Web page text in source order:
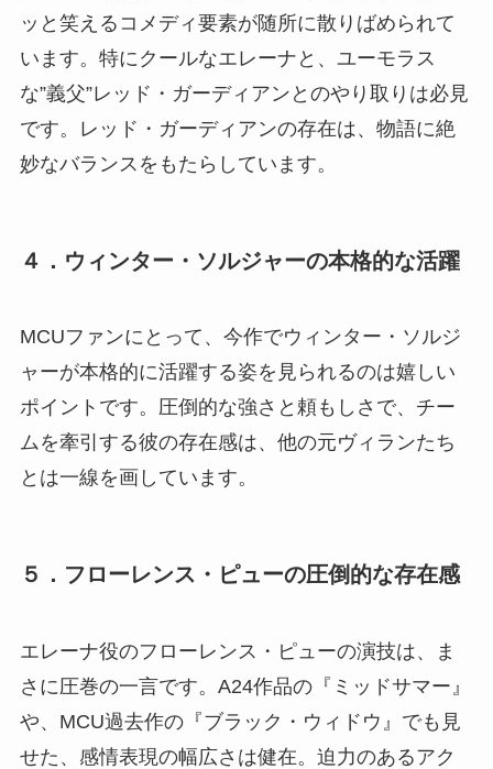
ッと笑えるコメディ要素が随所に散りばめられて
います。特にクールなエレーナと、ユーモラス
な”義父”レッド・ガーディアンとのやり取りは必見
です。レッド・ガーディアンの存在は、物語に絶
妙なバランスをもたらしています。
４．ウィンター・ソルジャーの本格的な活躍
MCUファンにとって、今作でウィンター・ソルジ
ャーが本格的に活躍する姿を見られるのは嬉しい
ポイントです。圧倒的な強さと頼もしさで、チー
ムを牽引する彼の存在感は、他の元ヴィランたち
とは一線を画しています。
５．フローレンス・ピューの圧倒的な存在感
エレーナ役のフローレンス・ピューの演技は、ま
さに圧巻の一言です。A24作品の『ミッドサマー』
や、MCU過去作の『ブラック・ウィドウ』でも見
せた、感情表現の幅広さは健在。迫力のあるアク